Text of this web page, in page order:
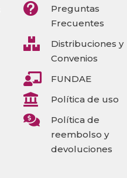

Preguntas
Frecuentes

Distribuciones y
Convenios
 FUNDAE
 Política de uso

Política de
reembolso y
devoluciones